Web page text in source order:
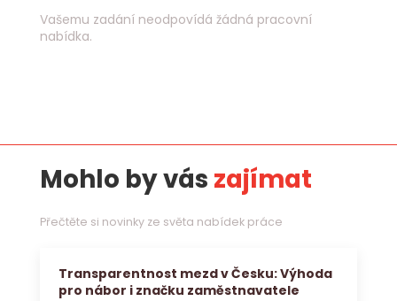
Vašemu zadání neodpovídá žádná pracovní
nabídka.
Mohlo by vás zajímat
Přečtěte si novinky ze světa nabídek práce
Transparentnost mezd v Česku: Výhoda
pro nábor i značku zaměstnavatele